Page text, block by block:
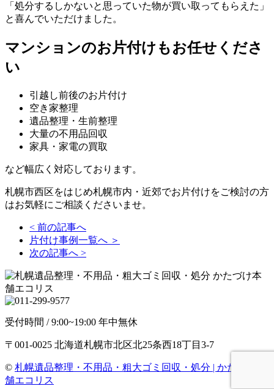
「処分するしかないと思っていた物が買い取ってもらえた」
と喜んでいただけました。
マンションのお片付けもお任せくださ
い
引越し前後のお片付け
空き家整理
遺品整理・生前整理
大量の不用品回収
家具・家電の買取
など幅広く対応しております。
札幌市西区をはじめ札幌市内・近郊でお片付けをご検討の方
はお気軽にご相談くださいませ。
< 前の記事へ
片付け事例一覧へ ＞
次の記事へ >
受付時間 / 9:00~19:00 年中無休
〒001-0025 北海道札幌市北区北25条西18丁目3-7
© 札幌遺品整理・不用品・粗大ゴミ回収・処分 | かたづけ本
舗エコリス